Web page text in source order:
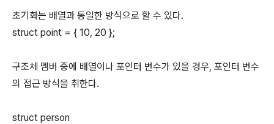
초기화는 배열과 동일한 방식으로 할 수 있다.
struct point = { 10, 20 };
구조체 멤버 중에 배열이나 포인터 변수가 있을 경우, 포인터 변수
의 접근 방식을 취한다.
struct person